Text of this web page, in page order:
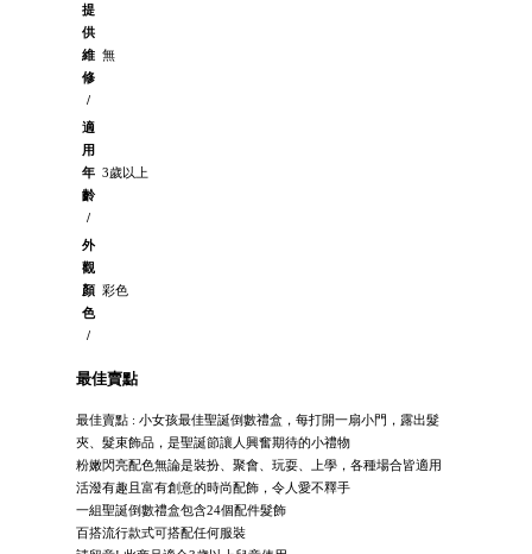
提
供
維
修
/
無
適
用
年
齡
/
3歲以上
外
觀
顏
色
/
彩色
最佳賣點
最佳賣點 : 小女孩最佳聖誕倒數禮盒，每打開一扇小門，露出髮
夾、髮束飾品，是聖誕節讓人興奮期待的小禮物
粉嫩閃亮配色無論是裝扮、聚會、玩耍、上學，各種場合皆適用
活潑有趣且富有創意的時尚配飾，令人愛不釋手
一組聖誕倒數禮盒包含24個配件髮飾
百搭流行款式可搭配任何服裝